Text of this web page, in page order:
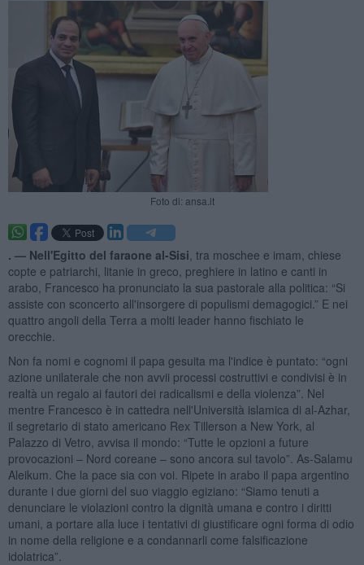
Foto di: ansa.it
. — Nell'Egitto del faraone al-Sisi , tra moschee e imam, chiese
copte e patriarchi, litanie in greco, preghiere in latino e canti in
arabo, Francesco ha pronunciato la sua pastorale alla politica: “Si
assiste con sconcerto all'insorgere di populismi demagogici.” E nei
quattro angoli della Terra a molti leader hanno fischiato le
orecchie.
Non fa nomi e cognomi il papa gesuita ma l'indice è puntato: “ogni
azione unilaterale che non avvii processi costruttivi e condivisi è in
realtà un regalo ai fautori dei radicalismi e della violenza”. Nel
mentre Francesco è in cattedra nell'Università islamica di al-Azhar,
il segretario di stato americano Rex Tillerson a New York, al
Palazzo di Vetro, avvisa il mondo: “Tutte le opzioni a future
provocazioni – Nord coreane – sono ancora sul tavolo”. As-Salamu
Aleikum. Che la pace sia con voi. Ripete in arabo il papa argentino
durante i due giorni del suo viaggio egiziano: “Siamo tenuti a
denunciare le violazioni contro la dignità umana e contro i diritti
umani, a portare alla luce i tentativi di giustificare ogni forma di odio
in nome della religione e a condannarli come falsificazione
idolatrica”.